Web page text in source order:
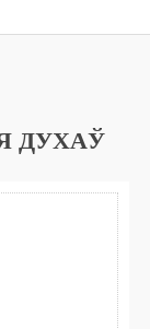
ДУХАЎ